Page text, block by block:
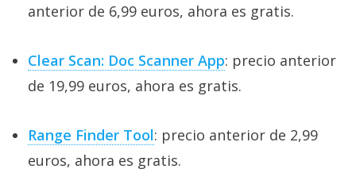
anterior de 6,99 euros, ahora es gratis.
Clear Scan: Doc Scanner App: precio anterior
de 19,99 euros, ahora es gratis.
Range Finder Tool: precio anterior de 2,99
euros, ahora es gratis.